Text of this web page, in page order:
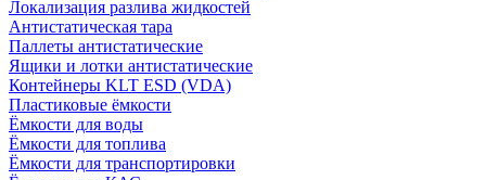
Локализация разлива жидкостей
Антистатическая тара
Паллеты антистатические
Ящики и лотки антистатические
Контейнеры KLT ESD (VDA)
Пластиковые ёмкости
Ёмкости для воды
Ёмкости для топлива
Ёмкости для транспортировки